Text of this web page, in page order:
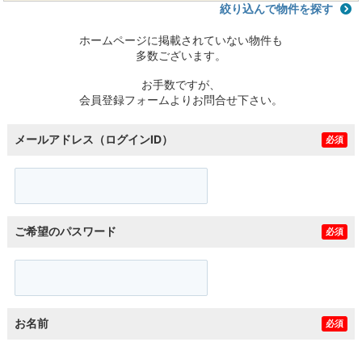
絞り込んで物件を探す
ホームページに掲載されていない物件も
多数ございます。
お手数ですが、
会員登録フォームよりお問合せ下さい。
メールアドレス（ログインID） 必須
ご希望のパスワード 必須
お名前 必須